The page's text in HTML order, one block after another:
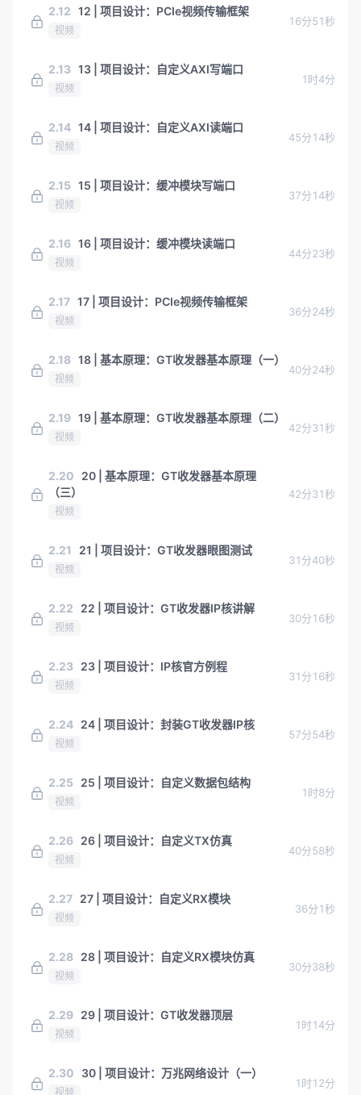
2.12 12 | 项目设计：PCIe视频传输框架
视频
16分51秒
2.13 13 | 项目设计：自定义AXI写端口
视频
1时4分
2.14 14 | 项目设计：自定义AXI读端口
视频
45分14秒
2.15 15 | 项目设计：缓冲模块写端口
视频
37分14秒
2.16 16 | 项目设计：缓冲模块读端口
视频
44分23秒
2.17 17 | 项目设计：PCIe视频传输框架
视频
36分24秒
2.18 18 | 基本原理：GT收发器基本原理（一）
视频
40分24秒
2.19 19 | 基本原理：GT收发器基本原理（二）
视频
42分31秒
2.20
20 | 基本原理：GT收发器基本原理
（三）
视频
42分31秒
2.21 21 | 项目设计：GT收发器眼图测试
视频
31分40秒
2.22 22 | 项目设计：GT收发器IP核讲解
视频
30分16秒
2.23 23 | 项目设计：IP核官方例程
视频
31分16秒
2.24 24 | 项目设计：封装GT收发器IP核
视频
57分54秒
2.25 25 | 项目设计：自定义数据包结构
视频
1时8分
2.26 26 | 项目设计：自定义TX仿真
视频
40分58秒
2.27 27 | 项目设计：自定义RX模块
视频
36分1秒
2.28 28 | 项目设计：自定义RX模块仿真
视频
30分38秒
2.29 29 | 项目设计：GT收发器顶层
视频
1时14分
2.30 30 | 项目设计：万兆网络设计（一）
视频
1时12分